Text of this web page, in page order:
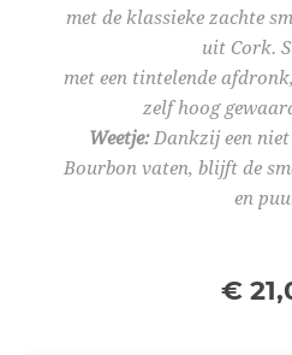
met de klassieke zachte
uit Cork.
met een tintelende
zelf hoog
Weetje:Dankzij een
Bourbon vaten, blijft de
en
€